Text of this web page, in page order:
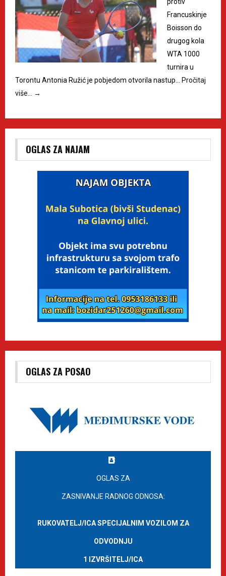
Francuskinje
Boisson do
drugog kola
WTA 1000
turnira u
Torontu Antonia Ružić je pobjedom otvorila nastup…
Pročitaj
više…
→
OGLAS ZA NAJAM
OGLAS ZA POSAO
OGLAS ZA
ZASNIVANJE RADNOG ODNOSA:
RUKOVATELJ/ICA SPECIJALNIM VOZILOM ZA
ODVODNJU
1 IZVRŠITELJ/ICA